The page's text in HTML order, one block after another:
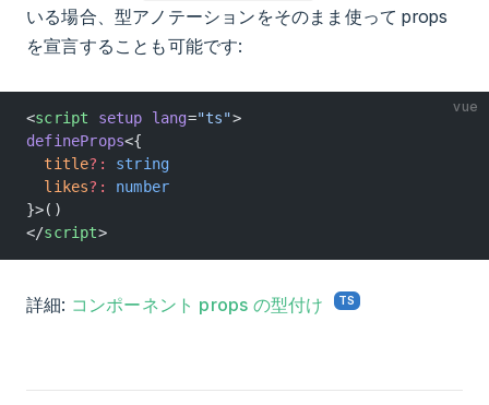
いる場合、型アノテーションをそのまま使って props
を宣言することも可能です:
vue
<script setup lang="ts">
defineProps<{
  title
?:
string
  likes
?:
number
}>()
</script>
詳細: コンポーネント props の型付け